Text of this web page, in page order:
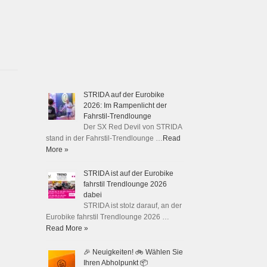
STRIDA auf der Eurobike
2026: Im Rampenlicht der
Fahrstil-Trendlounge
Der SX Red Devil von STRIDA
stand in der Fahrstil-Trendlounge … Read
More »
STRIDA ist auf der Eurobike
fahrstil Trendlounge 2026
dabei
STRIDA ist stolz darauf, an der
Eurobike fahrstil Trendlounge 2026 …
Read More »
🎉 Neuigkeiten! 🚲 Wählen Sie
Ihren Abholpunkt 📦